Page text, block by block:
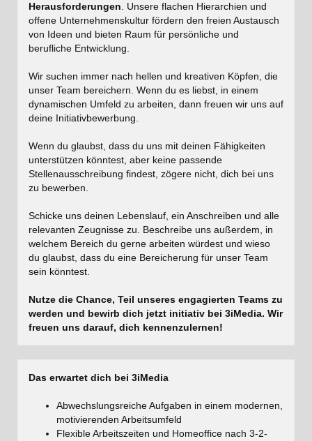
Herausforderungen . Unsere flachen Hierarchien und
offene Unternehmenskultur fördern den freien Austausch
von Ideen und bieten Raum für persönliche und
berufliche Entwicklung.
Wir suchen immer nach hellen und kreativen Köpfen, die
unser Team bereichern. Wenn du es liebst, in einem
dynamischen Umfeld zu arbeiten, dann freuen wir uns auf
deine Initiativbewerbung.
Wenn du glaubst, dass du uns mit deinen Fähigkeiten
unterstützen könntest, aber keine passende
Stellenausschreibung findest, zögere nicht, dich bei uns
zu bewerben.
Schicke uns deinen Lebenslauf, ein Anschreiben und alle
relevanten Zeugnisse zu. Beschreibe uns außerdem, in
welchem Bereich du gerne arbeiten würdest und wieso
du glaubst, dass du eine Bereicherung für unser Team
sein könntest.
Nutze die Chance, Teil unseres engagierten Teams zu
werden und bewirb dich jetzt initiativ bei 3iMedia. Wir
freuen uns darauf, dich kennenzulernen!
Das erwartet dich bei 3iMedia
Abwechslungsreiche Aufgaben in einem modernen,
motivierenden Arbeitsumfeld
Flexible Arbeitszeiten und Homeoffice nach 3-2-